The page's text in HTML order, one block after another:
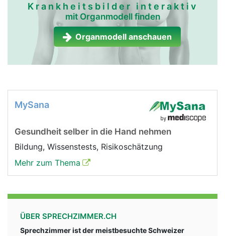
Krankheitsbilder interaktiv
mit Organmodell finden
Organmodell anschauen
MySana
Gesundheit selber in die Hand nehmen
Bildung, Wissenstests, Risikoschätzung
Mehr zum Thema
ÜBER SPRECHZIMMER.CH
Sprechzimmer ist der meistbesuchte Schweizer